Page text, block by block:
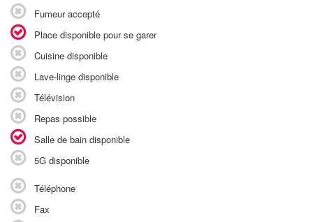
Fumeur accepté
Place disponible pour se garer
Cuisine disponible
Lave-linge disponible
Télévision
Repas possible
Salle de bain disponible
5G disponible
Téléphone
Fax